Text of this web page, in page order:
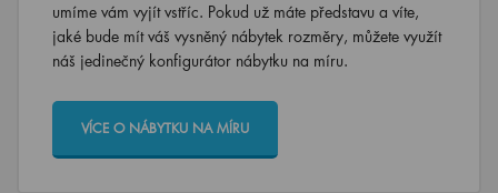
umíme vám vyjít vstříc. Pokud už máte představu a víte,
jaké bude mít váš vysněný nábytek rozměry, můžete využít
náš jedinečný konfigurátor nábytku na míru.
VÍCE O NÁBYTKU NA MÍRU